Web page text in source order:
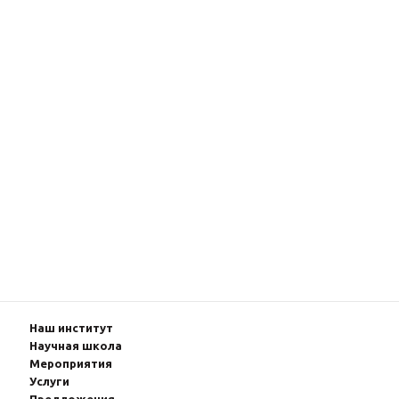
Наш институт
Научная школа
Мероприятия
Услуги